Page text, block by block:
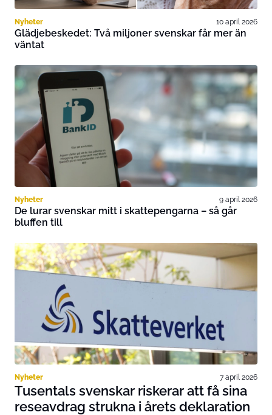
Nyheter 10 april 2026
Glädjebeskedet: Två miljoner svenskar får mer än
väntat
Nyheter 9 april 2026
De lurar svenskar mitt i skattepengarna – så går
bluffen till
Nyheter 7 april 2026
Tusentals svenskar riskerar att få sina
reseavdrag strukna i årets deklaration